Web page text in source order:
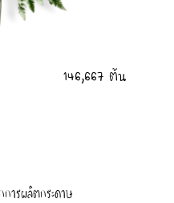
146,667 ต้น
ารผลิตกระดาษ